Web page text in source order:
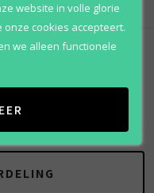
website in volle glorie
cookies accepteert.
we alleen functionele